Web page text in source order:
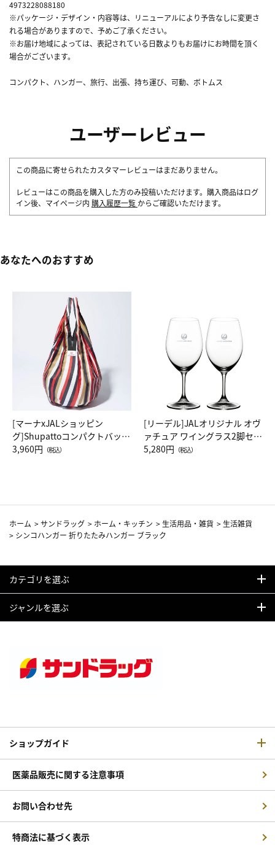
4973228088180
※パッケージ・デザイン・内容等は、リニューアルにより予告なしに変更さ
れる場合がありますので、予めご了承ください。
※お届け地域によっては、表記されている日数よりもお届けにお時間を頂く
場合がございます。
コンパクト、ハンガー、旅行、出張、持ち運び、可動、ボトムス
ユーザーレビュー
この商品に寄せられたカスタマーレビューはまだありません。
レビューはこの商品を購入した方のみ投稿いただけます。購入商品はログ
イン後、マイページ内 購入履歴一覧 からご確認いただけます。
あなたへのおすすめ
[マーナxJALショッピン
グ]Shupattoコンパクトバッグ
Drop JAL客室乗務員（LC）ス
3,960円 （税込）
[リーデル]JALオリジナル オヴ
ァチュア ワイングラス2脚セッ
ト（レッドワイン）
5,280円 （税込）
ホーム >サンドラッグ > ホーム・キッチン > 生活用品・雑貨 > 生活雑貨
> シンコハンガー 折りたたみハンガー ブラック
カテゴリを選ぶ
ジャンルを選ぶ
ショップガイド
医薬品販売に関する注意事項
お問い合わせ先
特商法に基づく表示